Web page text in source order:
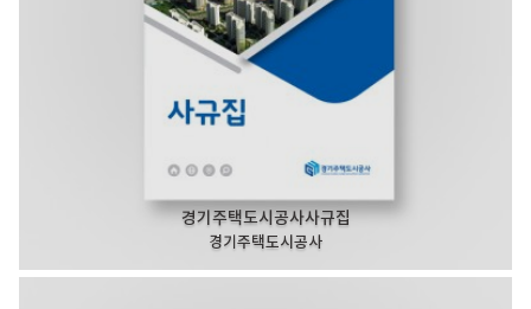
경기주택도시공사사규집
경기주택도시공사